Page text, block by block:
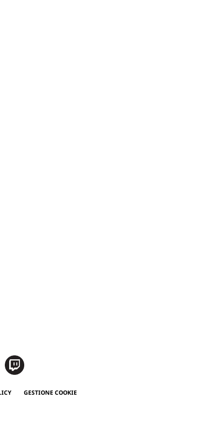
GESTIONE COOKIE